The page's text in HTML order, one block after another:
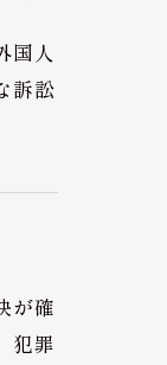
国人
訴訟
が確
犯罪